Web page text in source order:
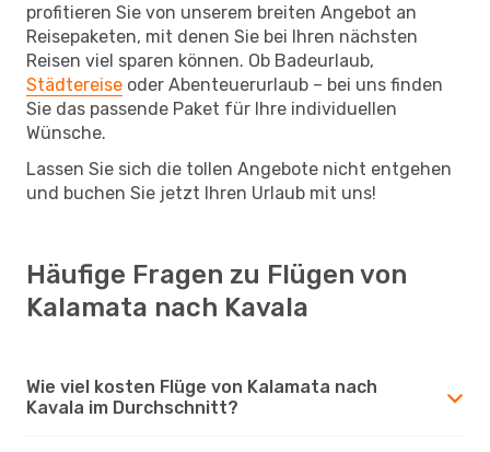
profitieren Sie von unserem breiten Angebot an
Reisepaketen, mit denen Sie bei Ihren nächsten
Reisen viel sparen können. Ob Badeurlaub,
Städtereise oder Abenteuerurlaub – bei uns finden
Sie das passende Paket für Ihre individuellen
Wünsche.
Lassen Sie sich die tollen Angebote nicht entgehen
und buchen Sie jetzt Ihren Urlaub mit uns!
Häufige Fragen zu Flügen von
Kalamata nach Kavala
Wie viel kosten Flüge von Kalamata nach
Kavala im Durchschnitt?